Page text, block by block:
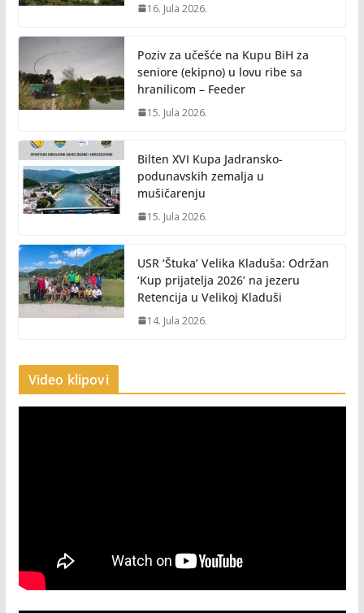
16. Jula 2026.
Poziv za učešće na Kupu BiH za
seniore (ekipno) u lovu ribe sa
hranilicom – Feeder
15. Jula 2026.
Bilten XVI Kupa Jadransko-
podunavskih zemalja u
mušičarenju
15. Jula 2026.
USR ‘Štuka’ Velika Kladuša: Održan
‘Kup prijatelja 2026’ na jezeru
Retencija u Velikoj Kladuši
14. Jula 2026.
Video klipovi